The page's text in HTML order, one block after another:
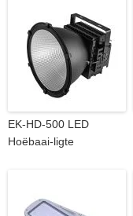
EK-HD-500 LED
Hoëbaai-ligte